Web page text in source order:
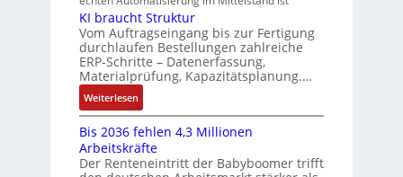
h
u
n
g
s
s
u
n
g
n
d
Z
i
n
F
a
n
u
c
C
N
C
r
u
n
g
b
e
s
t
ä
ü
r
m
u
l
v
a
r
t
l
o
s
e
I
n
t
e
g
KI braucht Struktur
Vom Auftragseingang bis zur Fertigung
durchlaufen Bestellungen zahlreiche
ERP-Schritte – Datenerfassung,
Materialprüfung, Kapazitätsplanung.…
Weiterlesen:
K
I
b
r
Bis 2036 fehlen 4,3 Millionen
Arbeitskräfte
Der Renteneintritt der Babyboomer trifft